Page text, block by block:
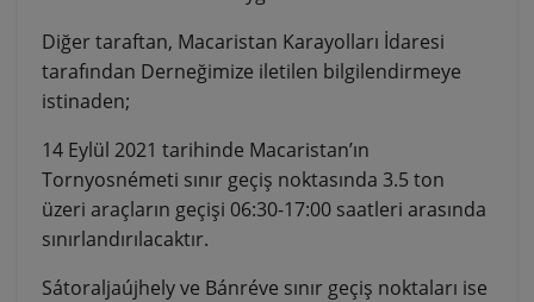
Diğer taraftan, Macaristan Karayolları İdaresi
tarafından Derneğimize iletilen bilgilendirmeye
istinaden;
14 Eylül 2021 tarihinde Macaristan’ın
Tornyosnémeti sınır geçiş noktasında 3.5 ton
üzeri araçların geçişi 06:30-17:00 saatleri arasında
sınırlandırılacaktır.
Sátoraljaújhely ve Bánréve sınır geçiş noktaları ise